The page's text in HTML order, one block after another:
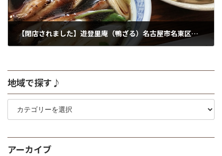
【閉店されました】遊登里庵（鴨ざる）名古屋市名東区 ゆとりあん
地域で探す♪
地
で
す
♪
アーカイブ